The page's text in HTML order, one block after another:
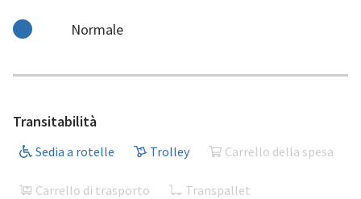
Normale
Transitabilità
Sedia a rotelle Trolley Carrello della spesa
Carrello di trasporto Transpallet